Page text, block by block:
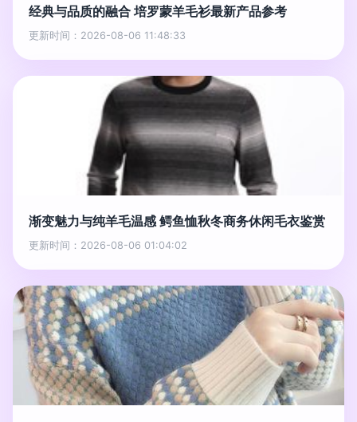
经典与品质的融合 培罗蒙羊毛衫最新产品参考
更新时间：2026-08-06 11:48:33
渐变魅力与纯羊毛温感 鳄鱼恤秋冬商务休闲毛衣鉴赏
更新时间：2026-08-06 01:04:02